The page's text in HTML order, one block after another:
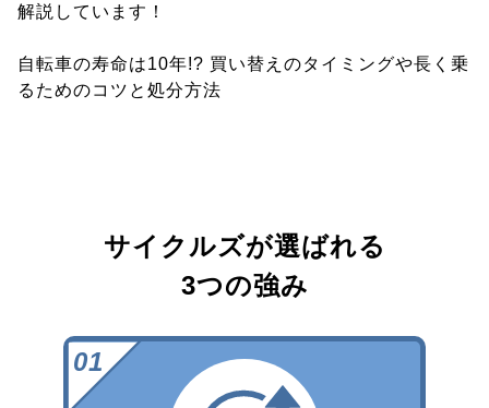
解説しています！
自転車の寿命は10年!? 買い替えのタイミングや長く乗
るためのコツと処分方法
サイクルズが選ばれる
3つの強み